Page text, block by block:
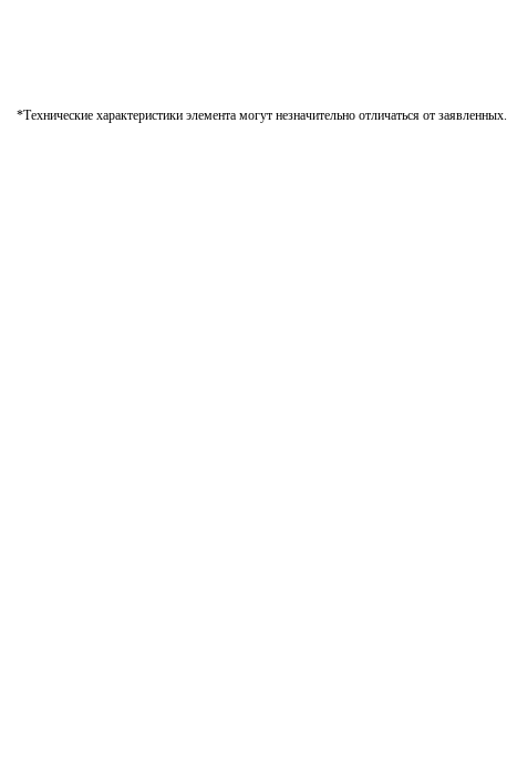
*Технические характеристики элемента могут незначительно отличаться от заявленных.